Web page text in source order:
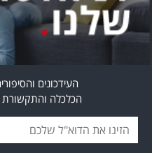
העידכונים
הכלכלה והתקשורת